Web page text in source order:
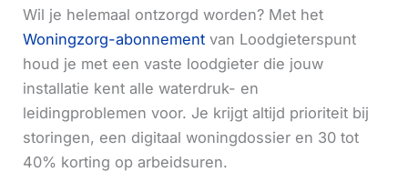
Wil je helemaal ontzorgd worden? Met het
Woningzorg-abonnement van Loodgieterspunt
houd je met een vaste loodgieter die jouw
installatie kent alle waterdruk- en
leidingproblemen voor. Je krijgt altijd prioriteit bij
storingen, een digitaal woningdossier en 30 tot
40% korting op arbeidsuren.